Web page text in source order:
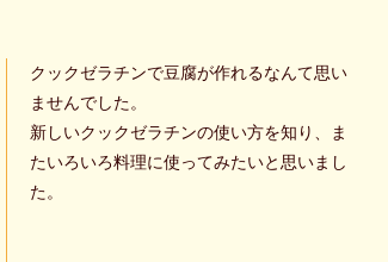
クックゼラチンで豆腐が作れるなんて思い
ませんでした。
新しいクックゼラチンの使い方を知り、ま
たいろいろ料理に使ってみたいと思いまし
た。